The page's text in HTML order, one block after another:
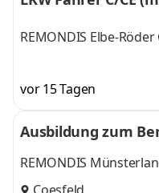
REMONDIS Elbe-
vor 15 Tagen
Ausbildung zum
REMONDIS